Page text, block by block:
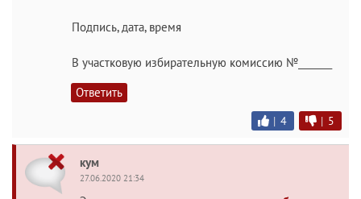
Подпись, дата, время
В участковую избирательную комиссию №_______
Ответить
| 4 | 5
кум
27.06.2020 21:34